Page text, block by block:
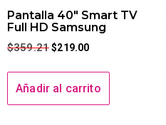
Pantalla 40″ Smart TV
Full HD Samsung
$359.21 $219.00
Añadir al carrito